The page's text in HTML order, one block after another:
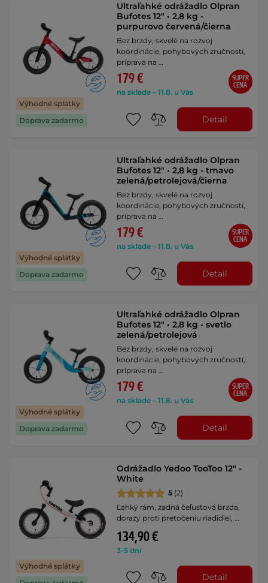
Výhodné splátky
Doprava zadarmo
Ultraľahké odrážadlo Olpran
Bufotes 12" • 2,8 kg -
purpurovo červená/čierna
Bez brzdy, skvelé na rozvoj
koordinácie, pohybových zručností,
príprava na …
179 €
na sklade – 11.8. u Vás
SUPER
CENA
Detail
Výhodné splátky
Doprava zadarmo
Ultraľahké odrážadlo Olpran
Bufotes 12" • 2,8 kg - tmavo
zelená/petrolejová/čierna
Bez brzdy, skvelé na rozvoj
koordinácie, pohybových zručností,
príprava na …
179 €
na sklade – 11.8. u Vás
SUPER
CENA
Detail
Výhodné splátky
Doprava zadarmo
Ultraľahké odrážadlo Olpran
Bufotes 12" • 2,8 kg - svetlo
zelená/petrolejová
Bez brzdy, skvelé na rozvoj
koordinácie, pohybových zručností,
príprava na …
179 €
na sklade – 11.8. u Vás
SUPER
CENA
Detail
Výhodné splátky
Odrážadlo Yedoo TooToo 12" -
White
5 (2)
Ľahký rám, zadná čeľusťová brzda,
dorazy proti pretočeniu riadidiel, …
134,90 €
3-5 dní
Detail